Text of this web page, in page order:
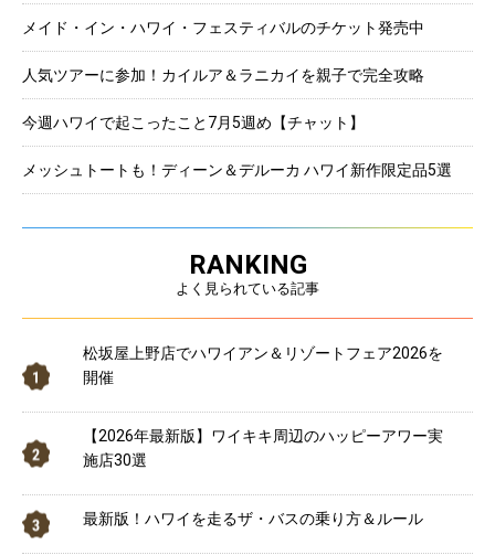
メイド・イン・ハワイ・フェスティバルのチケット発売中
人気ツアーに参加！カイルア＆ラニカイを親子で完全攻略
今週ハワイで起こったこと7月5週め【チャット】
メッシュトートも！ディーン＆デルーカ ハワイ新作限定品5選
RANKING
よく見られている記事
松坂屋上野店でハワイアン＆リゾートフェア2026を
開催
【2026年最新版】ワイキキ周辺のハッピーアワー実
施店30選
最新版！ハワイを走るザ・バスの乗り方＆ルール